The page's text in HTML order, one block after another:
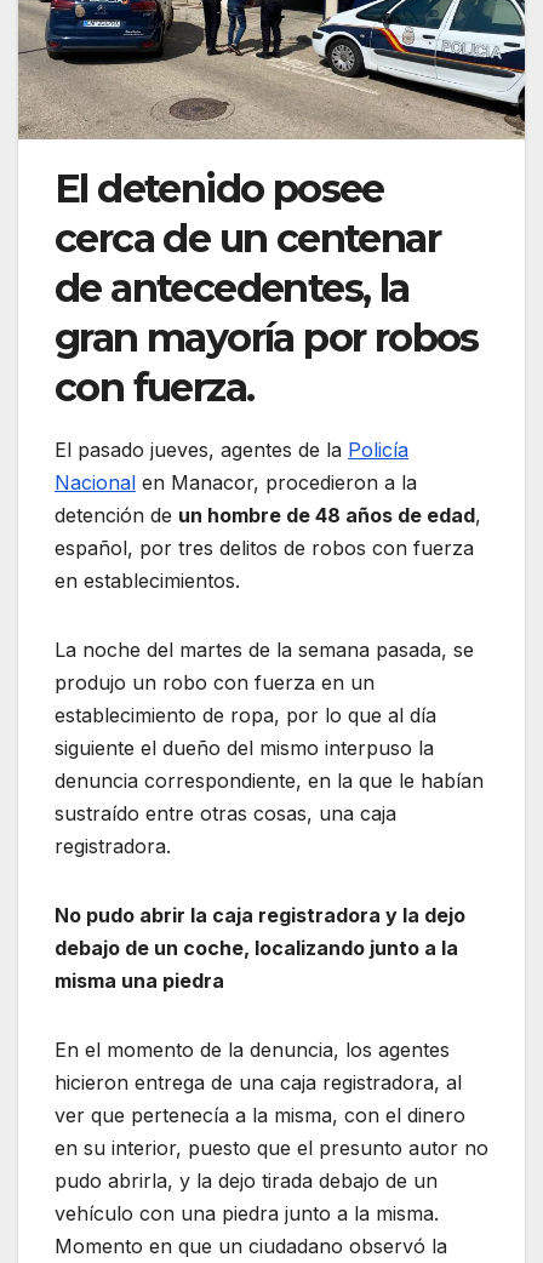
El detenido posee
cerca de un centenar
de antecedentes, la
gran mayoría por robos
con fuerza.
El pasado jueves, agentes de la Policía
Nacional en Manacor, procedieron a la
detención de un hombre de 48 años de edad,
español, por tres delitos de robos con fuerza
en establecimientos.
La noche del martes de la semana pasada, se
produjo un robo con fuerza en un
establecimiento de ropa, por lo que al día
siguiente el dueño del mismo interpuso la
denuncia correspondiente, en la que le habían
sustraído entre otras cosas, una caja
registradora.
No pudo abrir la caja registradora y la dejo
debajo de un coche, localizando junto a la
misma una piedra
En el momento de la denuncia, los agentes
hicieron entrega de una caja registradora, al
ver que pertenecía a la misma, con el dinero
en su interior, puesto que el presunto autor no
pudo abrirla, y la dejo tirada debajo de un
vehículo con una piedra junto a la misma.
Momento en que un ciudadano observó la